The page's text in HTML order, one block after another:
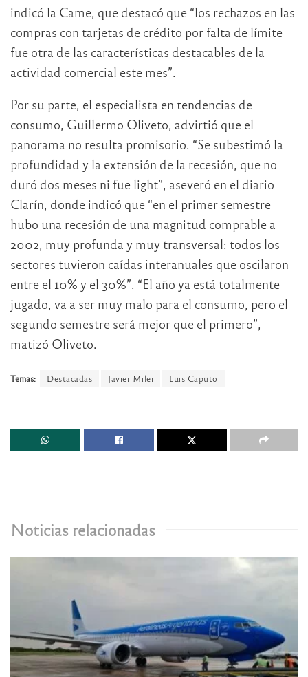
indicó la Came, que destacó que “los rechazos en las
compras con tarjetas de crédito por falta de límite
fue otra de las características destacables de la
actividad comercial este mes”.
Por su parte, el especialista en tendencias de
consumo, Guillermo Oliveto, advirtió que el
panorama no resulta promisorio. “Se subestimó la
profundidad y la extensión de la recesión, que no
duró dos meses ni fue light”, aseveró en el diario
Clarín, donde indicó que “en el primer semestre
hubo una recesión de una magnitud comprable a
2002, muy profunda y muy transversal: todos los
sectores tuvieron caídas interanuales que oscilaron
entre el 10% y el 30%”. “El año ya está totalmente
jugado, va a ser muy malo para el consumo, pero el
segundo semestre será mejor que el primero”,
matizó Oliveto.
Temas: Destacadas Javier Milei Luis Caputo
Noticias relacionadas